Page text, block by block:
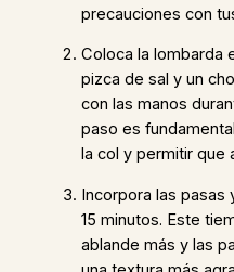
precauciones con
Coloca la lombarda
pizca de sal y un
con las manos
paso es
la col y permitir que
Incorpora las pasas
15 minutos. Este
ablande más y las